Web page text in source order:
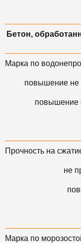
Бетон,
Марка по
повышение не
повышение
Прочность на
не
Марка по